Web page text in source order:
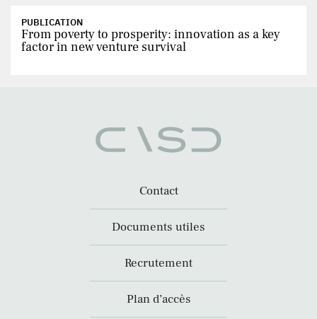
PUBLICATION
From poverty to prosperity: innovation as a key
factor in new venture survival
Contact
Documents utiles
Recrutement
Plan d’accès